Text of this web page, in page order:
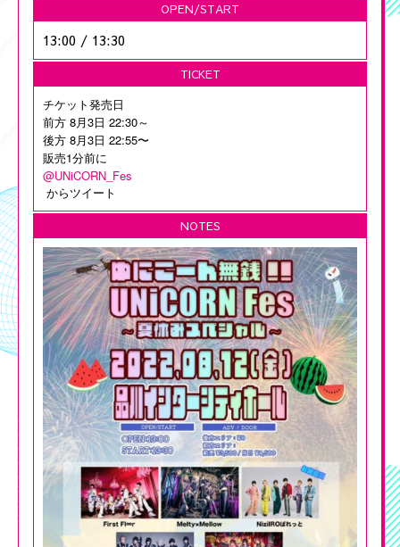
OPEN/START
13:00 / 13:30
TICKET
チケット発売日
前方 8月3日 22:30～
後方 8月3日 22:55〜
販売1分前に
@UNiCORN_Fes
からツイート
NOTES